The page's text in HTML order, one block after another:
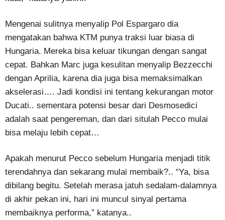
Mengenai sulitnya menyalip Pol Espargaro dia
mengatakan bahwa KTM punya traksi luar biasa di
Hungaria. Mereka bisa keluar tikungan dengan sangat
cepat. Bahkan Marc juga kesulitan menyalip Bezzecchi
dengan Aprilia, karena dia juga bisa memaksimalkan
akselerasi…. Jadi kondisi ini tentang kekurangan motor
Ducati.. sementara potensi besar dari Desmosedici
adalah saat pengereman, dan dari situlah Pecco mulai
bisa melaju lebih cepat…
Apakah menurut Pecco sebelum Hungaria menjadi titik
terendahnya dan sekarang mulai membaik?.. “Ya, bisa
dibilang begitu. Setelah merasa jatuh sedalam-dalamnya
di akhir pekan ini, hari ini muncul sinyal pertama
membaiknya performa,” katanya..